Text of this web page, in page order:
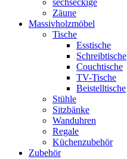
sechseckige
Zäune
Massivholzmöbel
Tische
Esstische
Schreibtische
Couchtische
TV-Tische
Beistelltische
Stühle
Sitzbänke
Wanduhren
Regale
Küchenzubehör
Zubehör